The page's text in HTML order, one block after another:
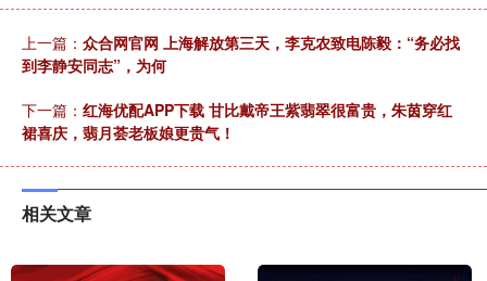
上一篇： 众合网官网 上海解放第三天，李克农致电陈毅：“务必找
到李静安同志”，为何
下一篇： 红海优配APP下载 甘比戴帝王紫翡翠很富贵，朱茵穿红
裙喜庆，翡月荟老板娘更贵气！
相关文章